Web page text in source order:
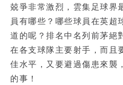
兢爭非常激烈，雲集足球界
員有哪些？哪些球員在英超
道的呢？排名中名列前茅絕
在各支球隊主要射手，而且
佳水平，又要避過傷患來襲
的事！